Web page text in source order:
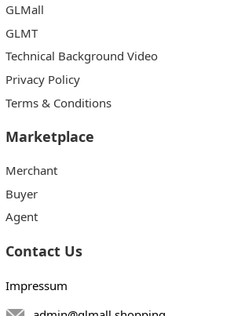
GLMall
GLMT
Technical Background Video
Privacy Policy
Terms & Conditions
Marketplace
Merchant
Buyer
Agent
Contact Us
Impressum